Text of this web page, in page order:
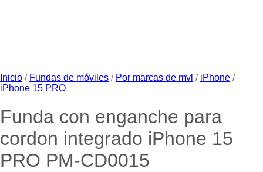
Inicio / Fundas de móviles / Por marcas de mvl / iPhone /
iPhone 15 PRO
Funda con enganche para
cordon integrado iPhone 15
PRO PM-CD0015